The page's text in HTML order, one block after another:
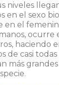
niveles
en el sexo
en el
ocurre
haciendo
de casi todas
más